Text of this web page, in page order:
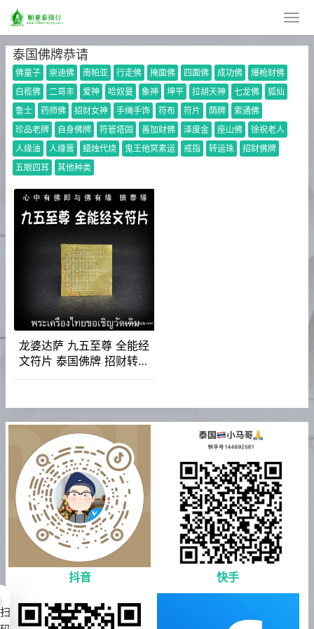
泰国佛牌恭请
佛童子 崇迪佛 南帕亚 行走佛 掩面佛 四面佛 成功佛
爆枪财佛
白榄佛
二哥丰 爱神 哈奴曼 象神 坤平 拉胡天神 七龙佛
狐仙
鲁士
药师佛 招财女神 手绳手饰 符布 符片 荫牌
索通佛
珍品老牌
自身佛牌 符管塔固 善加财佛 泽度金 座山佛
徐祝老人
人缘油
人缘膏 蜡烛代烧 鬼王他冥素运 戒指 转运珠
招财佛牌
五眼四耳
其他种类
龙婆达萨 九五至尊 全能经
文符片 泰国佛牌 招财转运
抖音 快手
扫